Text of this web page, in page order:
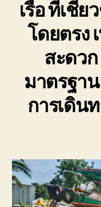
เรือ ที่เชี่
โดยตรง
สะดว
มาตรฐา
การเดิน